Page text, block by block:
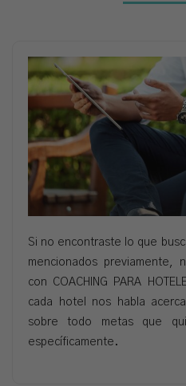
Si no encontraste lo que
mencionados previamente,
con COACHING PARA
cada hotel nos habla
sobre todo metas que
específicamente.